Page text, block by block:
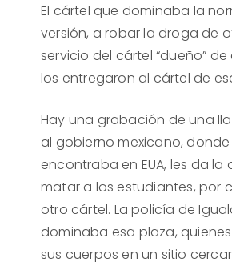
El cártel que dominaba la
versión, a robar la droga de
servicio del cártel “dueño”
los entregaron al cártel de
Hay una grabación de una
al gobierno mexicano,
encontraba en EUA, les da
matar a los estudiantes, por
otro cártel. La policía de
dominaba esa plaza,
sus cuerpos en un sitio